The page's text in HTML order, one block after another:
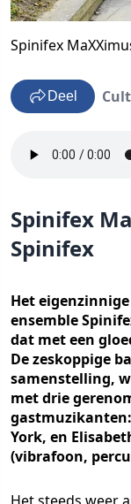
Spinifex
Deel
Spinifex
Spinifex
Het
ensemble
dat met een
De zeskoppige
samenstelling,
met drie
York, en
(vibrafoon,